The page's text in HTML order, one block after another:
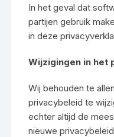
In het geval dat
partijen gebruik
in deze
Wijzigingen in het
Wij behouden te
privacybeleid te
echter altijd de
nieuwe